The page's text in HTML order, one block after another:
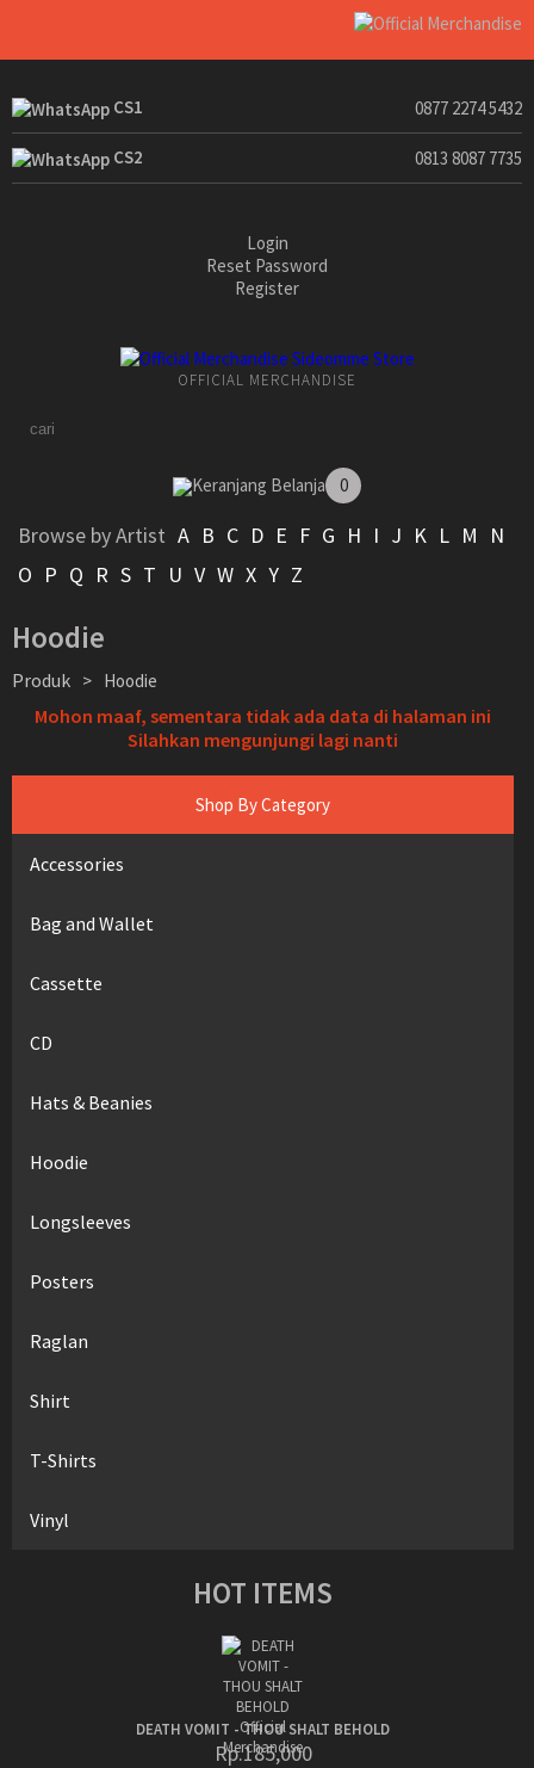
CS1 0877 2274 5432
CS2 0813 8087 7735
Login
Reset Password
Register
OFFICIAL MERCHANDISE
Keranjang Belanja 0
Browse by Artist A B C D E F G H I J K L M
N
O P Q R S T U V W X Y Z
Shop By Category
Accessories
Bag and Wallet
Cassette
CD
Hats & Beanies
Hoodie
Longsleeves
Posters
Raglan
Shirt
T-Shirts
Vinyl
HOT ITEMS
DEATH VOMIT - THOU SHALT BEHOLD
Rp.185,000
Hoodie
Produk > Hoodie
Mohon maaf, sementara tidak ada data di halaman ini
Silahkan mengunjungi lagi nanti